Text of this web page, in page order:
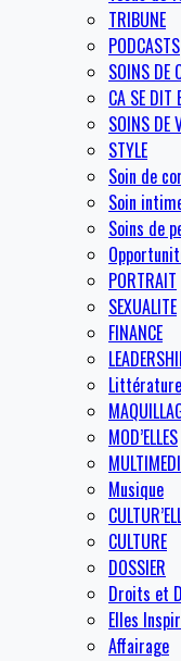
TRIBUNE
PODCASTS
SOINS DE
CA SE DIT
SOINS DE
STYLE
Soin de
Soin
Soins de
PORTRAIT
SEXUALITE
FINANCE
Littérature
MOD’ELLES
Musique
CULTURE
DOSSIER
Droits et
Elles
Affairage